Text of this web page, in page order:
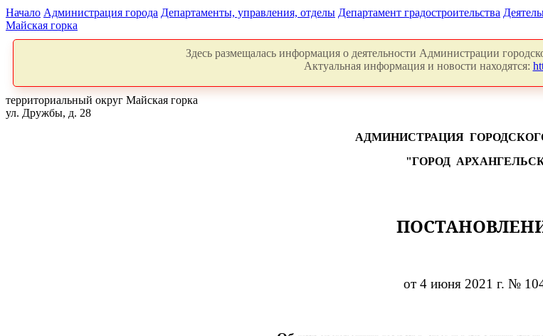
Начало Администрация города Департаменты, управления, отделы Департамент градостроительства
Майская горка
Здесь размещалась информация о деятельности Администрации
Актуальная информация и новости находятся:
территориальный округ Майская горка
ул. Дружбы, д. 28
АДМИНИСТРАЦИЯ
"ГОРОД
от 4 июня 2021 г. №